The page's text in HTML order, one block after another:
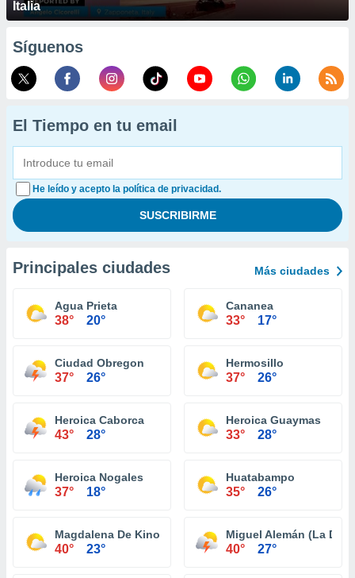
Italia
Síguenos
El Tiempo en tu email
He leído y acepto la política de privacidad.
Principales ciudades Más ciudades
Agua Prieta
38° 20°
Cananea
33° 17°
Ciudad Obregon
37° 26°
Hermosillo
37° 26°
Heroica Caborca
43° 28°
Heroica Guaymas
33° 28°
Heroica Nogales
37° 18°
Huatabampo
35° 26°
Magdalena De Kino
40° 23°
Miguel Alemán (La
40° 27°